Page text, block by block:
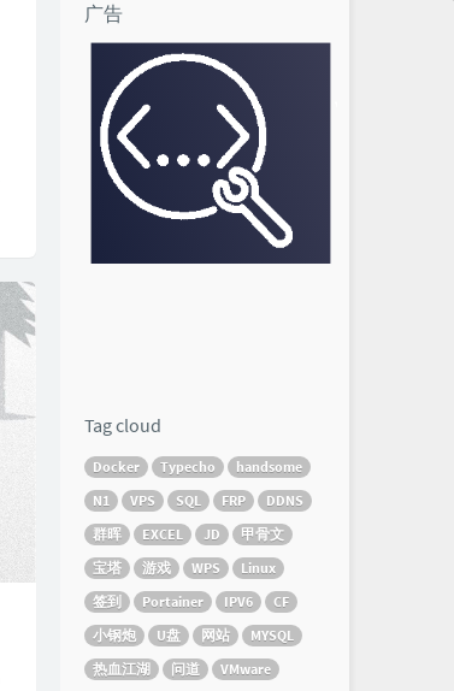
广告
Tag cloud
Docker Typecho
handsome
N1
VPS SQL FRP
DDNS
群晖
EXCEL JD
甲骨文
宝塔
游戏 WPS
Linux
签到
Portainer IPV6
CF
小钢炮
U盘 网站
MYSQL
热血江湖
问道
VMware